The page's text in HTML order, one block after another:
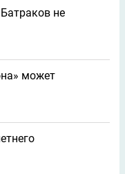
не
может